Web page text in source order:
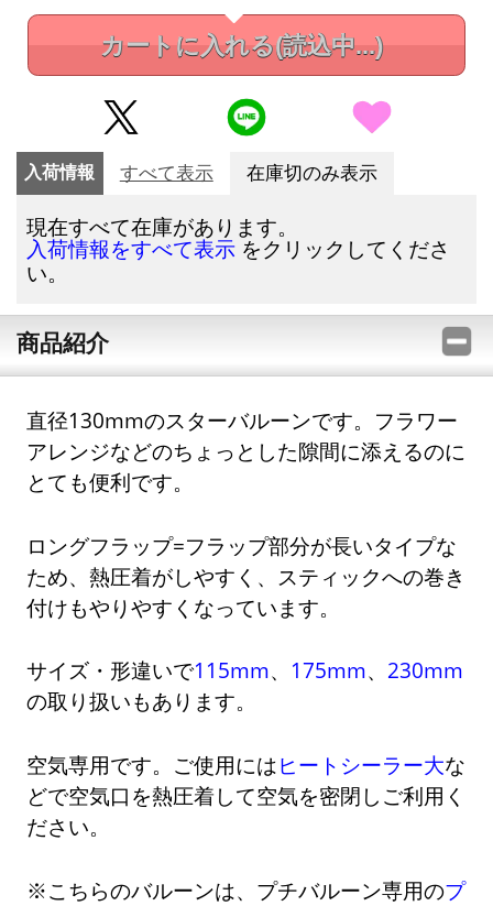
カートに入れる(読込中...)
入荷情報 すべて表示 在庫切のみ表示
現在すべて在庫があります。
入荷情報をすべて表示 をクリックしてくださ
い。
商品紹介
直径130mmのスターバルーンです。フラワー
アレンジなどのちょっとした隙間に添えるのに
とても便利です。
ロングフラップ=フラップ部分が長いタイプな
ため、熱圧着がしやすく、スティックへの巻き
付けもやりやすくなっています。
サイズ・形違いで115mm、 175mm、 230mm
の取り扱いもあります。
空気専用です。ご使用にはヒートシーラー大な
どで空気口を熱圧着して空気を密閉しご利用く
ださい。
※こちらのバルーンは、プチバルーン専用のプ